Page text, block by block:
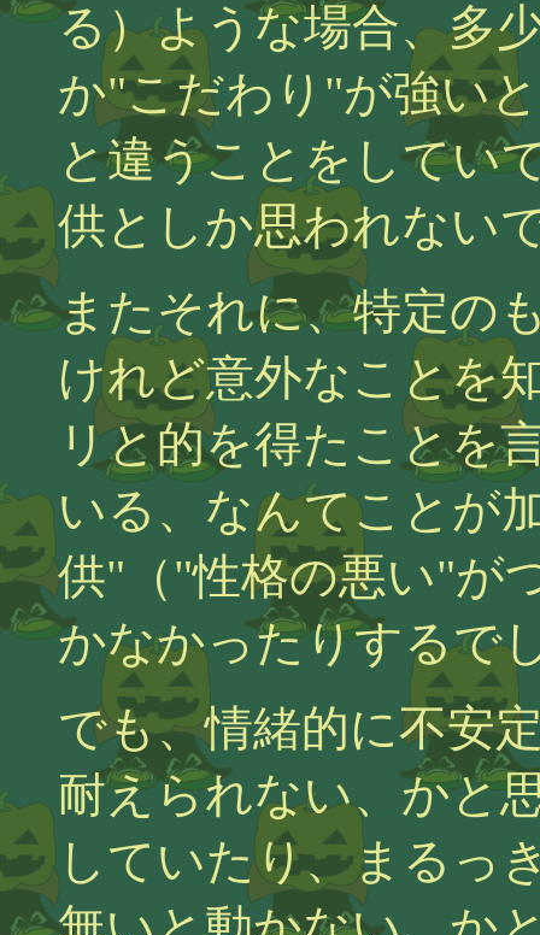
る）ような場合、多
か"こだわり"が強い
と違うことをしてい
供としか思われない
またそれに、特定の
けれど意外なことを
リと的を得たことを
いる、なんてことが
供"（"性格の悪い"が
かなかったりするで
でも、情緒的に不安
耐えられない、かと
していたり、まるっ